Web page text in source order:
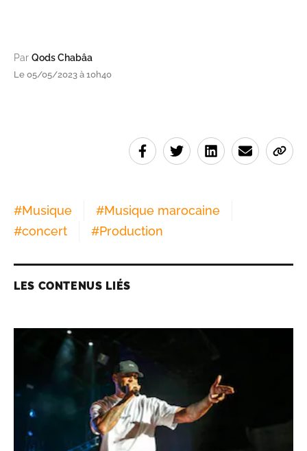
Par Qods Chabâa
Le 05/05/2023 à 10h40
#Musique #Musique marocaine
#concert #Production
LES CONTENUS LIÉS